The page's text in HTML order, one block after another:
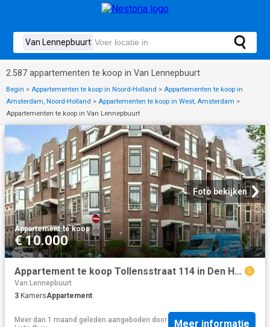
2.587 appartementen te koop in Van Lennepbuurt
Begin > Appartementen te koop in Noord-Holland > Appartementen te koop in
Amsterdam, Noord-Holland > Appartementen te koop in West, Amsterdam >
Appartementen te koop in Van Lennepbuurt
Foto bekijken
Appartement·te koop
€ 10.000
Appartement te koop Tollensstraat 114 in Den Haag voor € 290.000
Van Lennepbuurt
3 KamersAppartement
Meer dan 1 maand geleden aangeboden door
Meer informatie